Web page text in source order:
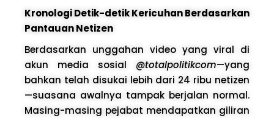
Kronologi Detik-detik Kericuhan Berdasarkan
Pantauan Netizen
Berdasarkan unggahan video yang viral di
akun media sosial @totalpolitikcom—yang
bahkan telah disukai lebih dari 24 ribu netizen
—suasana awalnya tampak berjalan normal.
Masing-masing pejabat mendapatkan giliran